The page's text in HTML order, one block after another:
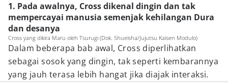
1. Pada awalnya, Cross dikenal dingin dan tak
mempercayai manusia semenjak kehilangan Dura
dan desanya
Cross yang dikira Maru oleh Tsurugi (Dok. Shueisha/Jujutsu Kaisen Modulo)
Dalam beberapa bab awal, Cross diperlihatkan
sebagai sosok yang dingin, tak seperti kembarannya
yang jauh terasa lebih hangat jika diajak interaksi.